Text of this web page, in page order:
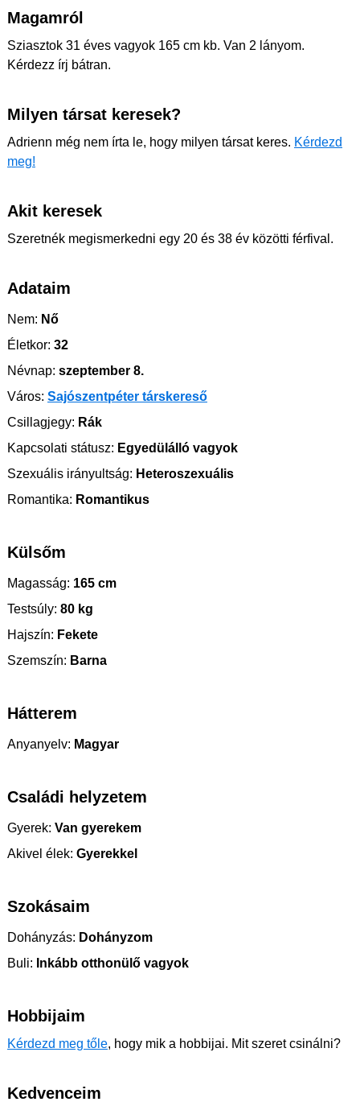
Magamról
Sziasztok 31 éves vagyok 165 cm kb. Van 2 lányom.
Kérdezz írj bátran.
Milyen társat keresek?
Adrienn még nem írta le, hogy milyen társat keres. Kérdezd
meg!
Akit keresek
Szeretnék megismerkedni egy 20 és 38 év közötti férfival.
Adataim
Nem: Nő
Életkor: 32
Névnap: szeptember 8.
Város: Sajószentpéter társkereső
Csillagjegy: Rák
Kapcsolati státusz: Egyedülálló vagyok
Szexuális irányultság: Heteroszexuális
Romantika: Romantikus
Külsőm
Magasság: 165 cm
Testsúly: 80 kg
Hajszín: Fekete
Szemszín: Barna
Hátterem
Anyanyelv: Magyar
Családi helyzetem
Gyerek: Van gyerekem
Akivel élek: Gyerekkel
Szokásaim
Dohányzás: Dohányzom
Buli: Inkább otthonülő vagyok
Hobbijaim
Kérdezd meg tőle, hogy mik a hobbijai. Mit szeret csinálni?
Kedvenceim